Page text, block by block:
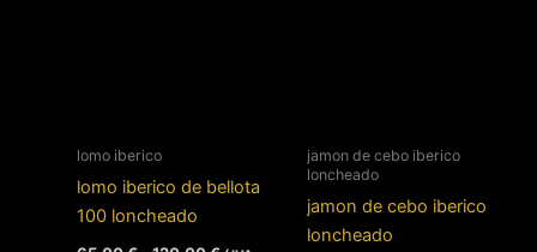
lomo iberico
lomo iberico de bellota
100 loncheado
Rango
jamon de cebo iberico
loncheado
jamon de cebo iberico
loncheado